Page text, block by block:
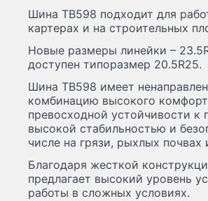
Шина TB598 подходит для
картерах и на строительных
Новые размеры линейки –
доступен типоразмер 20.5R25.
Шина TB598 имеет
комбинацию высокого
превосходной устойчивости
высокой стабильностью и
числе на грязи, рыхлых почвах
Благодаря жесткой
предлагает высокий уровень
работы в сложных условиях.